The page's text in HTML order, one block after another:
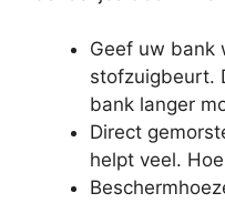
Geef uw bank
stofzuigbeurt.
bank langer
Direct
helpt veel.